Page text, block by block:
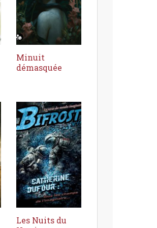
Minuit
démasquée
Les Nuits du